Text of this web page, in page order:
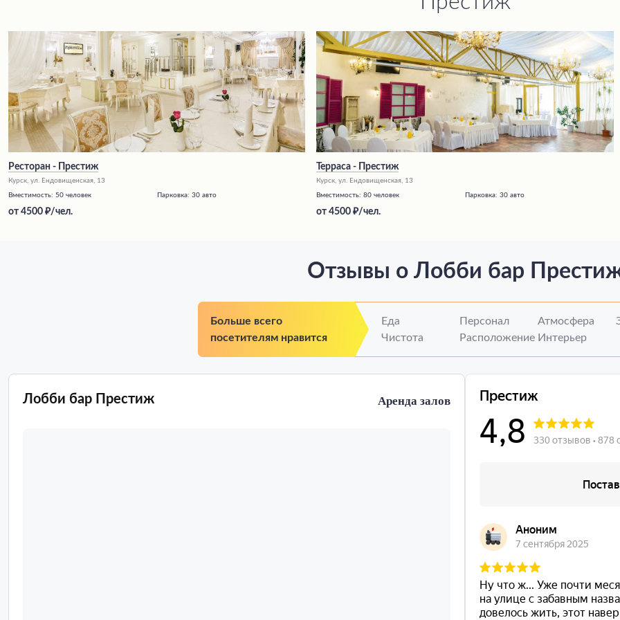
Ресторан - Престиж
Курск, ул. Ендовищенская, 13
Вместимость: 50 человек Парковка: 30 авто
от 4500 /чел.
Терраса - Престиж
Курск, ул. Ендовищенская, 13
Вместимость:80 человек Парковка:30 авто
от4500 /чел.
Отзывы о Лобби бар
Больше всего
посетителям нравится
Еда Персонал Атмосфера
Чистота
Расположение Интерьер
Лобби бар Престиж Аренда залов